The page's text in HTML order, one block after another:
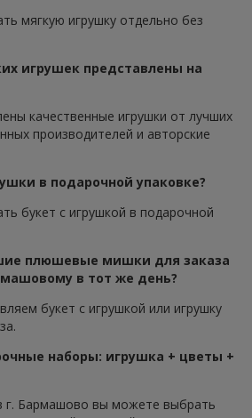
мягкую игрушку отдельно без
игрушек представлены на
качественные игрушки от лучших
производителей и авторские
в подарочной упаковке?
букет с игрушкой в подарочной
плюшевые мишки для заказа
в тот же день?
букет с игрушкой или игрушку
наборы: игрушка + цветы +
г. Бармашово вы можете выбрать